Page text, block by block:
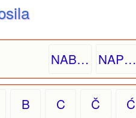
NAB… NAP…
B C Č Ć